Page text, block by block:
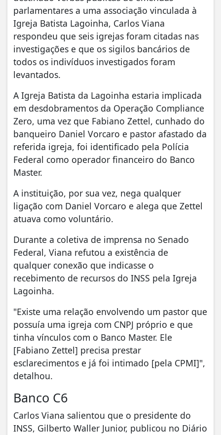
parlamentares a uma associação vinculada à
Igreja Batista Lagoinha, Carlos Viana
respondeu que seis igrejas foram citadas nas
investigações e que os sigilos bancários de
todos os indivíduos investigados foram
levantados.
A Igreja Batista da Lagoinha estaria implicada
em desdobramentos da Operação Compliance
Zero, uma vez que Fabiano Zettel, cunhado do
banqueiro Daniel Vorcaro e pastor afastado da
referida igreja, foi identificado pela Polícia
Federal como operador financeiro do Banco
Master.
A instituição, por sua vez, nega qualquer
ligação com Daniel Vorcaro e alega que Zettel
atuava como voluntário.
Durante a coletiva de imprensa no Senado
Federal, Viana refutou a existência de
qualquer conexão que indicasse o
recebimento de recursos do INSS pela Igreja
Lagoinha.
"Existe uma relação envolvendo um pastor que
possuía uma igreja com CNPJ próprio e que
tinha vínculos com o Banco Master. Ele
[Fabiano Zettel] precisa prestar
esclarecimentos e já foi intimado [pela CPMI]",
detalhou.
Banco C6
Carlos Viana salientou que o presidente do
INSS, Gilberto Waller Junior, publicou no Diário